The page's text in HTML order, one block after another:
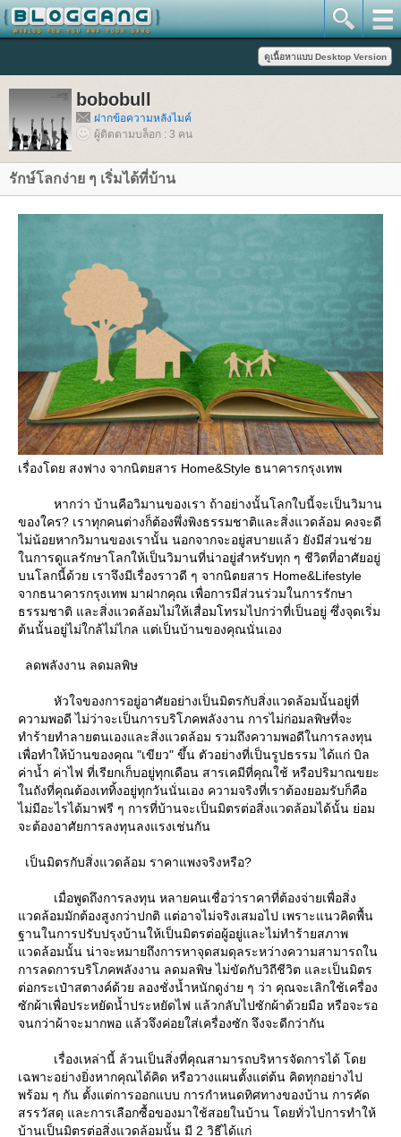
bobobull
ฝากข้อความหลังไมค์
ผู้ติดตามบล็อก : 3 คน
รักษ์โลกง่าย ๆ เริ่มได้ที่บ้าน
เรื่องโดย สงฟาง จากนิตยสาร Home&Style ธนาคารกรุงเทพ
หากว่า บ้านคือวิมานของเรา ถ้าอย่างนั้นโลกใบนี้จะเป็นวิมาน
ของใคร? เราทุกคนต่างก็ต้องพึ่งพิงธรรมชาติและสิ่งแวดล้อม คงจะดี
ไม่น้อยหากวิมานของเรานั้น นอกจากจะอยู่สบายแล้ว ยังมีส่วนช่ว
นการดูแลรักษาโลกให้เป็นวิมานที่น่าอยู่สำหรับทุก ๆ ชีวิตที่อาศัยอยู่
บนโลกนี้ด้วย เราจึงมีเรื่องราวดี ๆ จากนิตยสาร Home&Lifestyle
จากธนาคารกรุงเทพ มาฝากคุณ เพื่อการมีส่วนร่วมในการรักษา
ธรรมชาติ และสิ่งแวดล้อมไม่ให้เสื่อมโทรมไปกว่าที่เป็นอยู่ ซึ่งจุดเริ่ม
ต้นนั้นอยู่ไม่ใกล้ไม่ไกล แต่เป็นบ้านของคุณนั่นเอง
ลดพลังงาน ลดมลพิษ
หัวใจของการอยู่อาศัยอย่างเป็นมิตรกับสิ่งแวดล้อมนั้นอยู่ที่
ความพอดี ไม่ว่าจะเป็นการบริโภคพลังงาน การไม่ก่อมลพิษที่จะ
ทำร้ายทำลายตนเองและสิ่งแวดล้อม รวมถึงความพอดีในการลงทุน
เพื่อทำให้บ้านของคุณ "เขียว" ขึ้น ตัวอย่างที่เป็นรูปธรรม ได้แก่ บิล
ค่าน้ำ ค่าไฟ ที่เรียกเก็บอยู่ทุกเดือน สารเคมีที่คุณใช้ หรือปริมาณขยะ
นถังที่คุณต้องเททิ้งอยู่ทุกวันนั่นเอง ความจริงที่เราต้องยอมรับก็คือ
ไม่มีอะไรได้มาฟรี ๆ การที่บ้านจะเป็นมิตรต่อสิ่งแวดล้อมได้นั้น ย่อม
จะต้องอาศัยการลงทุนลงแรงเช่นกัน
เป็นมิตรกับสิ่งแวดล้อม ราคาแพงจริงหรือ?
เมื่อพูดถึงการลงทุน หลายคนเชื่อว่าราคาที่ต้องจ่ายเพื่อสิ่ง
วดล้อมมักต้องสูงกว่าปกติ แต่อาจไม่จริงเสมอไป เพราะแนวคิดพื้น
ฐานในการปรับปรุงบ้านให้เป็นมิตรต่อผู้อยู่และไม่ทำร้ายสภาพ
วดล้อมนั้น น่าจะหมายถึงการหาจุดสมดุลระหว่างความสามารถใน
การลดการบริโภคพลังงาน ลดมลพิษ ไม่ขัดกับวิถีชีวิต และเป็นมิตร
ต่อกระเป๋าสตางค์ด้วย ลองชั่งน้ำหนักดูง่าย ๆ ว่า คุณจะเลิกใช้เครื่อง
ซักผ้าเพื่อประหยัดน้ำประหยัดไฟ แล้วกลับไปซักผ้าด้วยมือ หรือจะรอ
จนกว่าผ้าจะมากพอ แล้วจึงค่อยใส่เครื่องซัก จึงจะดีกว่ากัน
เรื่องเหล่านี้ ล้วนเป็นสิ่งที่คุณสามารถบริหารจัดการได้ โด
เฉพาะอย่างยิ่งหากคุณได้คิด หรือวางแผนตั้งแต่ต้น คิดทุกอย่างไป
พร้อม ๆ กัน ตั้งแต่การออกแบบ การกำหนดทิศทางของบ้าน การคัด
สรรวัสดุ และการเลือกซื้อของมาใช้สอยในบ้าน โดยทั่วไปการทำให้
บ้านเป็นมิตรต่อสิ่งแวดล้อมนั้น มี 2 วิธีได้แก่